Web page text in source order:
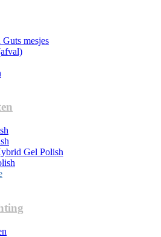
mesjes
Gel Polish